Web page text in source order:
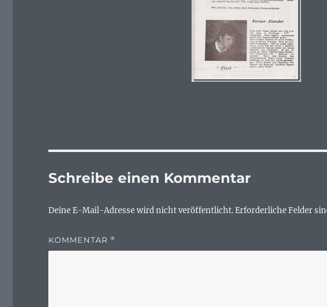
Schreibe einen Kommentar
Deine E-Mail-Adresse wird nicht veröffentlicht.Erforderliche Felder
KOMMENTAR *